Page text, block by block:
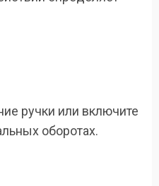
ручки или включите
оборотах.